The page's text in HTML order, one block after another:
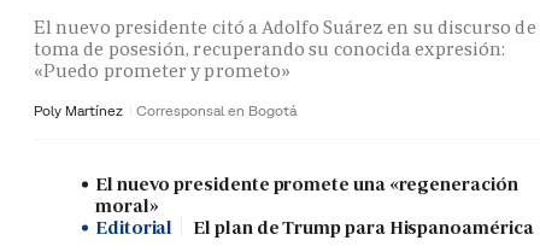
El nuevo presidente citó a Adolfo Suárez en su discurso de
toma de posesión, recuperando su conocida expresión:
«Puedo prometer y prometo»
Poly Martínez Corresponsal en Bogotá
El nuevo presidente promete una «regeneración
moral»
Editorial
El plan de Trump para Hispanoamérica